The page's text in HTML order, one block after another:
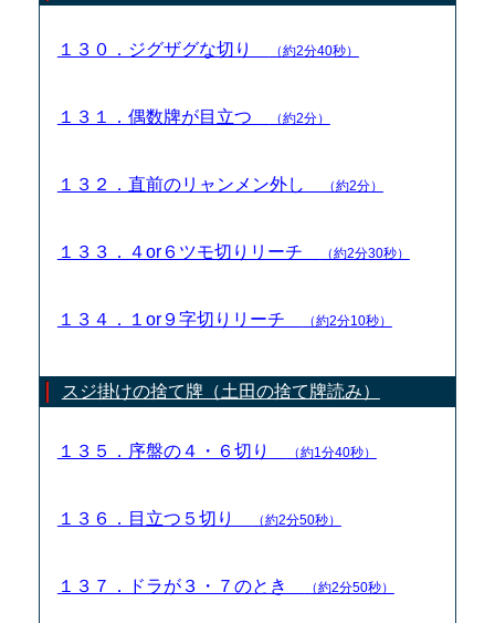
１３０．ジグザグな切り （約2分40秒）
１３１．偶数牌が目立つ （約2分）
１３２．直前のリャンメン外し （約2分）
１３３．４or６ツモ切りリーチ （約2分30秒）
１３４．１or９字切りリーチ （約2分10秒）
スジ掛けの捨て牌（土田の捨て牌読み）
１３５．序盤の４・６切り （約1分40秒）
１３６．目立つ５切り （約2分50秒）
１３７．ドラが３・７のとき （約2分50秒）